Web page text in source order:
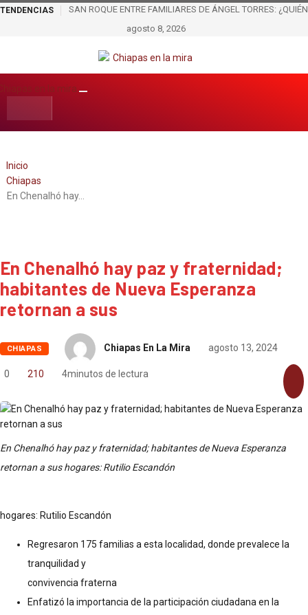
TENDENCIAS
SAN ROQUE ENTRE FAMILIARES DE ÁNGEL TORRES: ¿QUIÉN
CONTROLA LOS ESPACIOS, EL DINERO Y LA FERIA?
EL PRESTIGIO, LAS PASARELAS Y LOS REFLECTORES
HABRÍAN ELABORADO LAS PIEZAS SIGUE SIN APARECER
agosto 8, 2026
Inicio
Chiapas
En Chenalhó hay…
En Chenalhó hay paz y fraternidad;
habitantes de Nueva Esperanza
retornan a sus
CHIAPAS Chiapas En La Mira agosto 13, 2024
0 210 4minutos de lectura
En Chenalhó hay paz y fraternidad; habitantes de Nueva Esperanza
retornan a sus hogares: Rutilio Escandón
hogares: Rutilio Escandón
Regresaron 175 familias a esta localidad, donde prevalece la
tranquilidad y
convivencia fraterna
Enfatizó la importancia de la participación ciudadana en la